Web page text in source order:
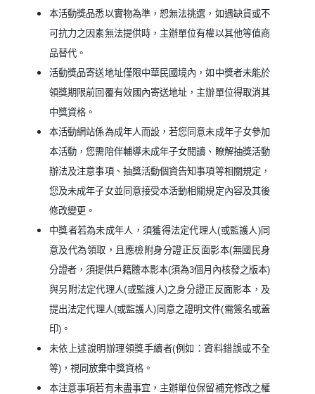
本活動獎品悉以實物為準，恕無法挑選，如遇缺貨或不
可抗力之因素無法提供時，主辦單位有權以其他等值商
品替代。
活動獎品寄送地址僅限中華民國境內，如中獎者未能於
領獎期限前回覆有效國內寄送地址，主辦單位得取消其
中獎資格。
本活動網站係為成年人而設，若您同意未成年子女參加
本活動，您需陪伴輔導未成年子女閱讀、瞭解抽獎活動
辦法及注意事項、抽獎活動個資告知事項等相關規定，
您及未成年子女並同意接受本活動相關規定內容及其後
修改變更。
中獎者若為未成年人，須獲得法定代理人(或監護人)同
意及代為領取，且應檢附身分證正反面影本(無國民身
分證者，須提供戶籍謄本影本(須為3個月內核發之版本)
與另附法定代理人(或監護人)之身分證正反面影本，及
提出法定代理人(或監護人)同意之證明文件(需簽名或蓋
印)。
未依上述說明辦理領獎手續者(例如：資料錯誤或不全
等)，視同放棄中獎資格。
本注意事項若有未盡事宜，主辦單位保留補充修改之權